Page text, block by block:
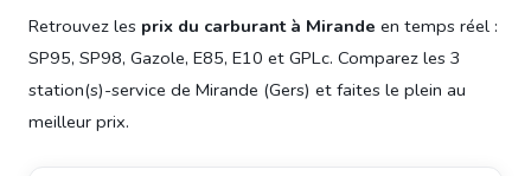
Retrouvez les prix du carburant à Mirande en temps réel :
SP95, SP98, Gazole, E85, E10 et GPLc. Comparez les 3
station(s)-service de Mirande (Gers) et faites le plein au
meilleur prix.